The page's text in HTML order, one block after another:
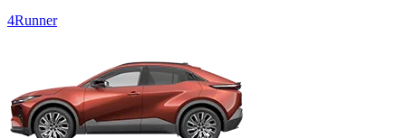
4Runner